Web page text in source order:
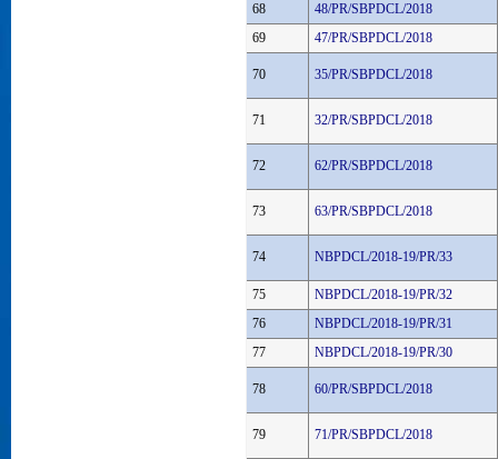
68
48/PR/SBPDCL/2018
69
47/PR/SBPDCL/2018
70 35/PR/SBPDCL/2018
71 32/PR/SBPDCL/2018
72 62/PR/SBPDCL/2018
73 63/PR/SBPDCL/2018
74 NBPDCL/2018-19/PR/33
75
NBPDCL/2018-19/PR/32
76
NBPDCL/2018-19/PR/31
77
NBPDCL/2018-19/PR/30
78 60/PR/SBPDCL/2018
79 71/PR/SBPDCL/2018